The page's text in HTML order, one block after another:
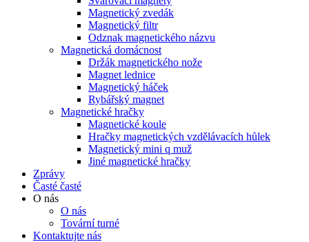
Magnetický zvedák
Magnetický filtr
Odznak magnetického názvu
Magnetická domácnost
Držák magnetického nože
Magnet lednice
Magnetický háček
Rybářský magnet
Magnetické hračky
Magnetické koule
Hračky magnetických vzdělávacích hůlek
Magnetický mini q muž
Jiné magnetické hračky
Zprávy
Časté časté
O nás
O nás
Tovární turné
Kontaktujte nás